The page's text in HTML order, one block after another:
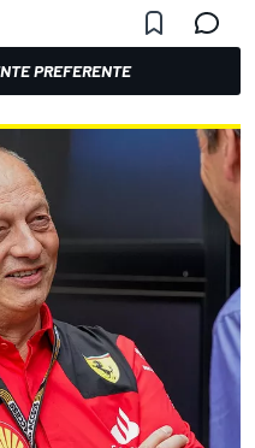
PREFERENTE